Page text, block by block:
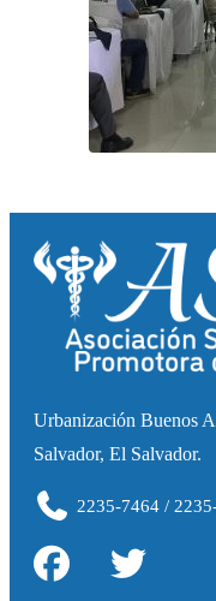
Urbanización Buenos
Salvador, El Salvador.
2235-7464 /